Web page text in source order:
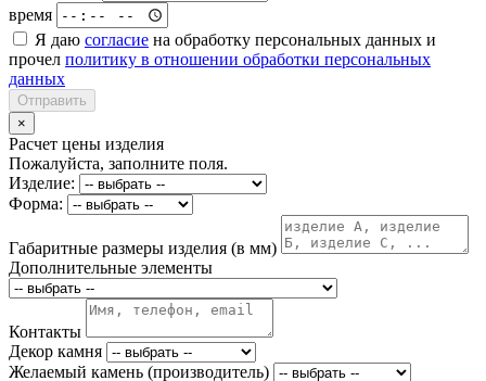
время
Я даю согласие на обработку персональных данных и
прочел политику в отношении обработки персональных
данных
Отправить
×
Расчет цены изделия
Пожалуйста, заполните поля.
Изделие:
Форма:
Габаритные размеры изделия (в мм)
Дополнительные элементы
Контакты
Декор камня
Желаемый камень (производитель)